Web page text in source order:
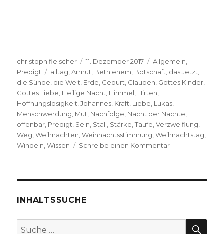
Autor
christoph.fleischer
Veröffentlicht
am
11. Dezember 2017 Kategorien
Allgemein
Predigt
Schlagwörter
alltag ,Armut Bethlehem Botschaft das Jetzt
die Sünde die Welt Erde Geburt Glauben Gottes Kinder
Gottes Liebe Heilige Nacht Himmel Hirten
Hoffnungslosigkeit ,Johannes Kraft Liebe Lukas
Menschwerdung Mut Nachfolge Nacht der Nächte
offenbar Predigt Sein Stall Stärke ,Taufe ,Verzweiflung
Weg ,Weihnachten ,Weihnachtsstimmung ,Weihnachtstag
Windeln ,Wissen Schreibe einen Kommentarzu
2017
INHALTSSUCHE
Suche